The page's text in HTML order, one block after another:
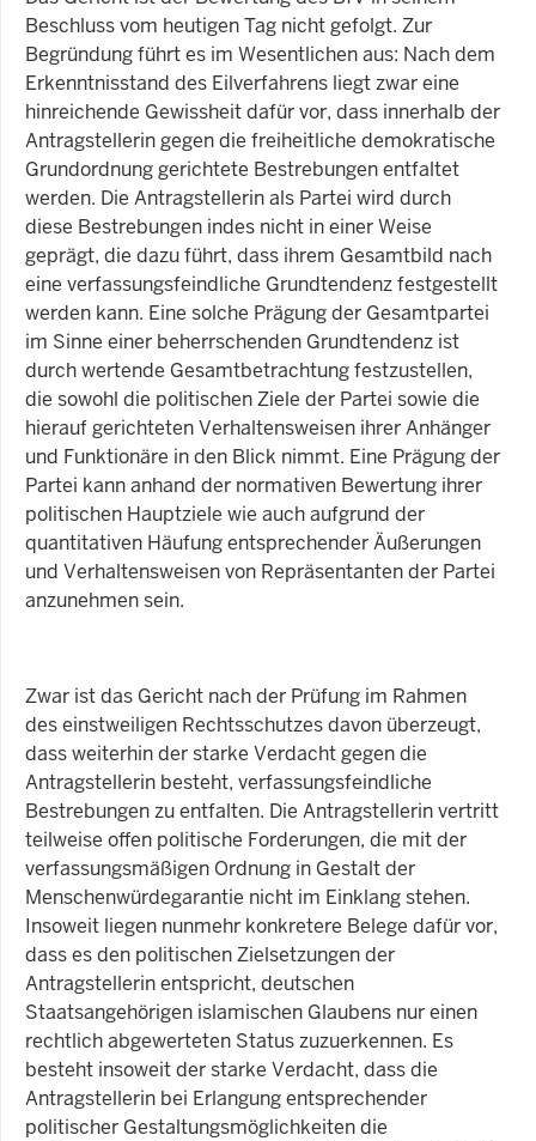
Beschluss vom heutigen Tag nicht gefolgt. Zur
Begründung führt es im Wesentlichen aus: Nach dem
Erkenntnisstand des Eilverfahrens liegt zwar eine
hinreichende Gewissheit dafür vor, dass innerhalb der
Antragstellerin gegen die freiheitliche demokratische
Grundordnung gerichtete Bestrebungen entfaltet
werden. Die Antragstellerin als Partei wird durch
diese Bestrebungen indes nicht in einer Weise
geprägt, die dazu führt, dass ihrem Gesamtbild nach
eine verfassungsfeindliche Grundtendenz festgestellt
werden kann. Eine solche Prägung der Gesamtpartei
im Sinne einer beherrschenden Grundtendenz ist
durch wertende Gesamtbetrachtung festzustellen,
die sowohl die politischen Ziele der Partei sowie die
hierauf gerichteten Verhaltensweisen ihrer Anhänger
und Funktionäre in den Blick nimmt. Eine Prägung der
Partei kann anhand der normativen Bewertung ihrer
politischen Hauptziele wie auch aufgrund der
quantitativen Häufung entsprechender Äußerungen
und Verhaltensweisen von Repräsentanten der Partei
anzunehmen sein.
Zwar ist das Gericht nach der Prüfung im Rahmen
des einstweiligen Rechtsschutzes davon überzeugt,
dass weiterhin der starke Verdacht gegen die
Antragstellerin besteht, verfassungsfeindliche
Bestrebungen zu entfalten. Die Antragstellerin vertritt
teilweise offen politische Forderungen, die mit der
verfassungsmäßigen Ordnung in Gestalt der
Menschenwürdegarantie nicht im Einklang stehen.
Insoweit liegen nunmehr konkretere Belege dafür vor,
dass es den politischen Zielsetzungen der
Antragstellerin entspricht, deutschen
Staatsangehörigen islamischen Glaubens nur einen
rechtlich abgewerteten Status zuzuerkennen. Es
besteht insoweit der starke Verdacht, dass die
Antragstellerin bei Erlangung entsprechender
politischer Gestaltungsmöglichkeiten die